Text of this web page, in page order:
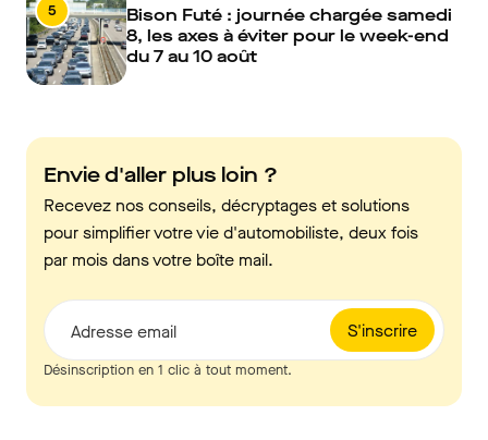
5
Bison Futé : journée chargée samedi
8, les axes à éviter pour le week-end
du 7 au 10 août
Envie d'aller plus loin ?
Recevez nos conseils, décryptages et solutions
pour simplifier votre vie d'automobiliste, deux fois
par mois dans votre boîte mail.
S'inscrire
Adresse email
Désinscription en 1 clic à tout moment.